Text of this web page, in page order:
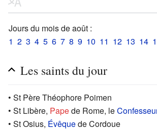
Jours du mois de août :
1 2 3 4 5 6 7 8 9 10 11 12 13 14
Les saints du jour
• St Père Théophore Poimen
• St Libère, Papede Rome, le
• St Osius, Évêquede Cordoue